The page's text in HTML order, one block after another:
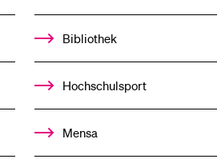
Bibliothek
Hochschulsport
Mensa